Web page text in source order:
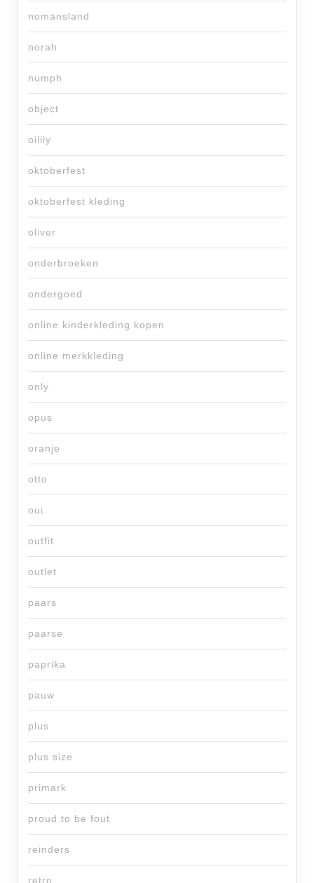
nomansland
norah
numph
object
oilily
oktoberfest
oktoberfest kleding
oliver
onderbroeken
ondergoed
online kinderkleding kopen
online merkkleding
only
opus
oranje
otto
oui
outfit
outlet
paars
paarse
paprika
pauw
plus
plus size
primark
proud to be fout
reinders
retro